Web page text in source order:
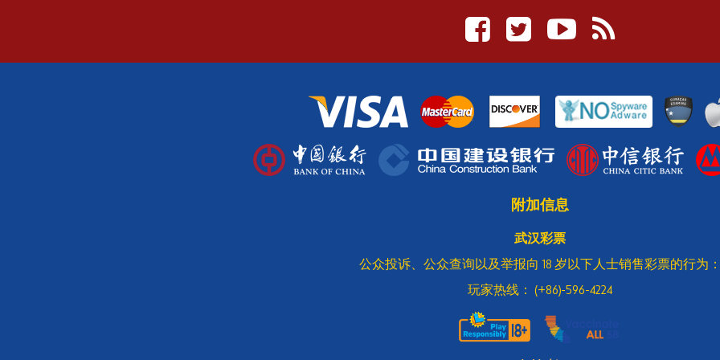
附加信息
武汉彩票
公众投诉、公众查询以及举报向 18 岁以下人士销售彩票的行为
玩家热线： (+86)-596-4224